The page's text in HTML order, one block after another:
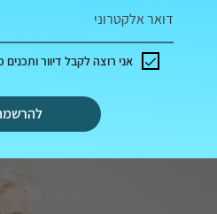
דואר אלקטרוני
אני רוצה לקבל דיוור